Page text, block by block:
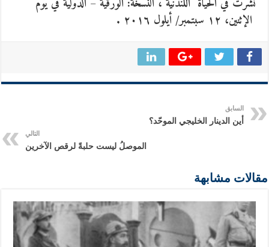
نشرت في الحياة اللندنية ، النسخة: الورقية – الدولية في يوم
الإثنين، ١٢ سبتمبر/ أيلول ٢٠١٦ .
السابق
أين الدينار الخليجي الموحّد؟
التالي
الموصلُ ليست حلبةً لرقص الآخرين
مقالات مشابهة